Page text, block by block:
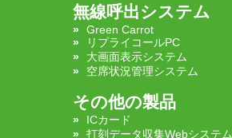
無線呼出システム
Green Carrot
リプライコールPC
大画面表示システム
空席状況管理システム
その他の製品
ICカード
打刻データ収集Webシステム